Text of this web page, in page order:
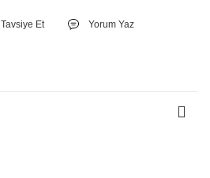
Tavsiye Et Yorum Yaz